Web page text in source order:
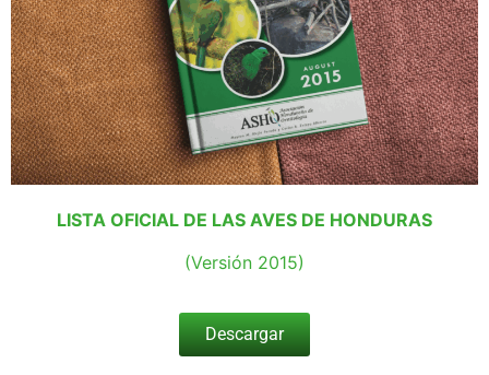
LISTA OFICIAL DE LAS AVES DE HONDURAS
(Versión 2015)
Descargar